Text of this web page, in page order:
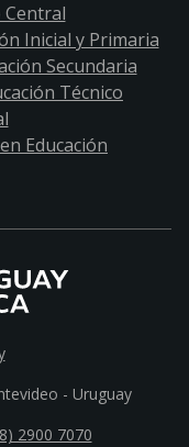
Central
Inicial y Primaria
Secundaria
Técnico
Educación
- Uruguay
2900 7070